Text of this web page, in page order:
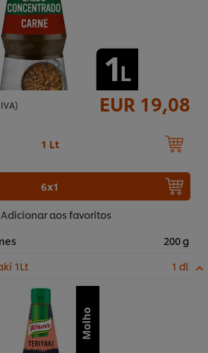
EUR 19,08
1 Lt
6x1
Adicionar aos favoritos
200 g
1Lt
1 dl